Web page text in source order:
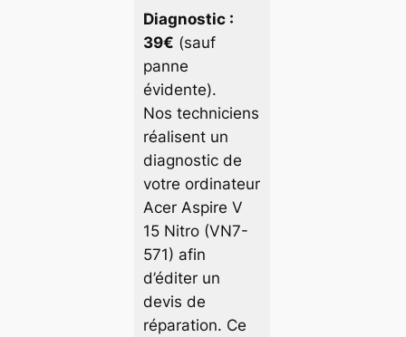
Diagnostic :
39€ (sauf
panne
évidente).
Nos techniciens
réalisent un
diagnostic de
votre ordinateur
Acer Aspire V
15 Nitro (VN7-
571) afin
d’éditer un
devis de
réparation. Ce